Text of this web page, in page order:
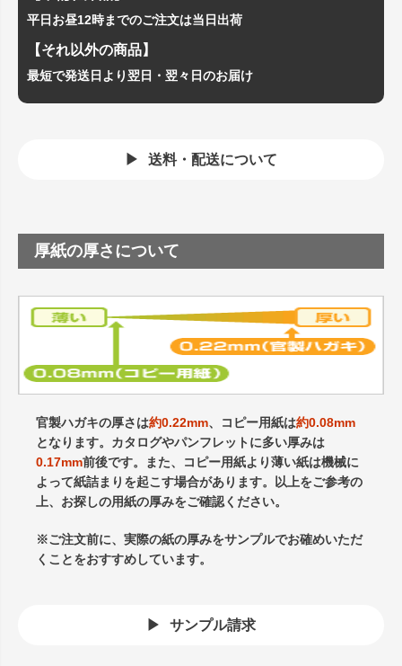
平日お昼12時までのご注文は当日出荷
【それ以外の商品】
最短で発送日より翌日・翌々日のお届け
送料・配送について
厚紙の厚さについて
官製ハガキの厚さは約0.22mm、コピー用紙は約0.08mm
となります。カタログやパンフレットに多い厚みは
0.17mm前後です。また、コピー用紙より薄い紙は機械に
よって紙詰まりを起こす場合があります。以上をご参考の
上、お探しの用紙の厚みをご確認ください。
※ご注文前に、実際の紙の厚みをサンプルでお確めいただ
くことをおすすめしています。
サンプル請求